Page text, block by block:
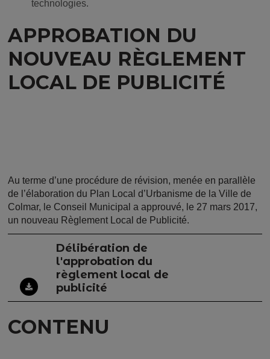
technologies.
APPROBATION DU
NOUVEAU RÈGLEMENT
LOCAL DE PUBLICITÉ
Au terme d’une procédure de révision, menée en parallèle
de l’élaboration du Plan Local d’Urbanisme de la Ville de
Colmar, le Conseil Municipal a approuvé, le 27 mars 2017,
un nouveau Règlement Local de Publicité.
Délibération de
l'approbation du
règlement local de
publicité
CONTENU